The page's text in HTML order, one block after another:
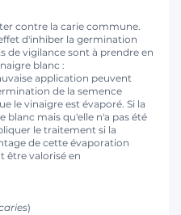
contre la carie commune.
d'inhiber la germination
de vigilance sont à prendre en
blanc :
application peuvent
de la semence
le vinaigre est évaporé. Si la
blanc mais qu'elle n'a pas été
le traitement si la
de cette évaporation
être valorisé en
)